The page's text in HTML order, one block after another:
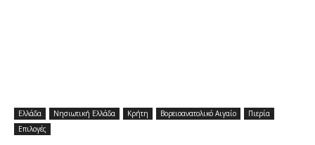
Ελλάδα Νησιωτική Ελλάδα Κρήτη Βορειοανατολικό Αιγαίο
Πιερία
Επιλογές